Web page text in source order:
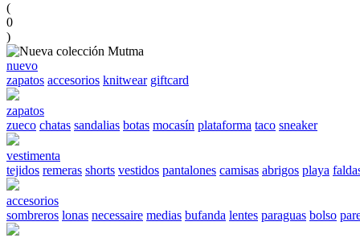
(
0
)
nuevo
zapatos accesorios knitwear giftcard
zapatos
zueco chatas sandalias botas mocasín plataforma taco sneaker
vestimenta
tejidos remeras shorts vestidos pantalones camisas abrigos playa
accesorios
sombreros lonas necessaire medias bufanda lentes paraguas bolso